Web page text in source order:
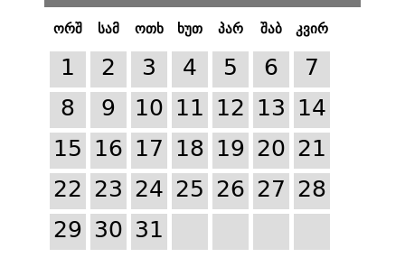
ორშ სამ ოთხ ხუთ პარ შაბ კვირ
1 2 3 4 5 6
7
8
9 10 11 12 13 14
15 16 17 18 19 20 21
22 23 24 25 26 27 28
29 30 31